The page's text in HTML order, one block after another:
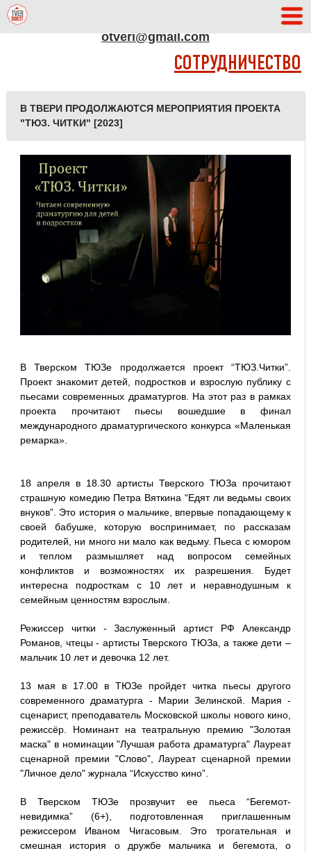
otveri@gmail.com
СОТРУДНИЧЕСТВО
В ТВЕРИ ПРОДОЛЖАЮТСЯ МЕРОПРИЯТИЯ ПРОЕКТА
"ТЮЗ. ЧИТКИ" [2023]
В Тверском ТЮЗе продолжается проект “ТЮЗ.Читки”.
Проект знакомит детей, подростков и взрослую публику с
пьесами современных драматургов. На этот раз в рамках
проекта прочитают пьесы вошедшие в финал
международного драматургического конкурса «Маленькая
ремарка».
18 апреля в 18.30 артисты Тверского ТЮЗа прочитают
страшную комедию Петра Вяткина “Едят ли ведьмы своих
внуков”. Это история о мальчике, впервые попадающему к
своей бабушке, которую воспринимает, по рассказам
родителей, ни много ни мало как ведьму. Пьеса с юмором
и теплом размышляет над вопросом семейных
конфликтов и возможностях их разрешения. Будет
интересна подросткам с 10 лет и неравнодушным к
семейным ценностям взрослым.
Режиссер читки - Заслуженный артист РФ Александр
Романов, чтецы - артисты Тверского ТЮЗа, а также дети –
мальчик 10 лет и девочка 12 лет.
13 мая в 17.00 в ТЮЗе пройдет читка пьесы другого
современного драматурга - Марии Зелинской. Мария -
сценарист, преподаватель Московской школы нового кино,
режиссёр. Номинант на театральную премию "Золотая
маска" в номинации "Лучшая работа драматурга" Лауреат
сценарной премии "Слово", Лауреат сценарной премии
"Личное дело" журнала “Искусство кино”.
В Тверском ТЮЗе прозвучит ее пьеса “Бегемот-
невидимка” (6+), подготовленная приглашенным
режиссером Иваном Чигасовым. Это трогательная и
смешная история о дружбе мальчика и бегемота, о